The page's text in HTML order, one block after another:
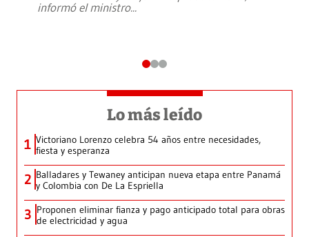
informó el ministro...
Lo más leído
1 Victoriano Lorenzo celebra 54 años entre necesidades,
fiesta y esperanza
2 Balladares y Tewaney anticipan nueva etapa entre Panamá
y Colombia con De La Espriella
3 Proponen eliminar fianza y pago anticipado total para obras
de electricidad y agua